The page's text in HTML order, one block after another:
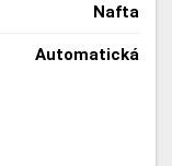
Nafta
Automatická